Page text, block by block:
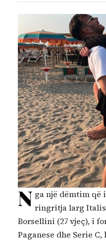
N ga një dëmtim
ringritja larg
Borsellini (27 vjeç), i
Paganese dhe Serie